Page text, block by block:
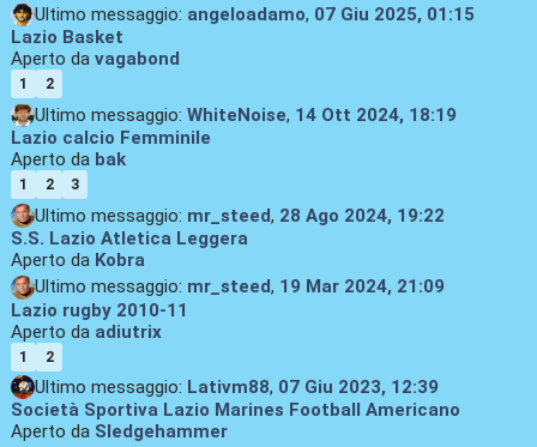
Ultimo messaggio: angeloadamo, 07 Giu 2025, 01:15
Lazio Basket
Aperto da vagabond
1 2
Ultimo messaggio: WhiteNoise, 14 Ott 2024, 18:19
Lazio calcio Femminile
Aperto da bak
1 2 3
Ultimo messaggio: mr_steed, 28 Ago 2024, 19:22
S.S. Lazio Atletica Leggera
Aperto da Kobra
Ultimo messaggio: mr_steed, 19 Mar 2024, 21:09
Lazio rugby 2010-11
Aperto da adiutrix
1 2
Ultimo messaggio: Lativm88, 07 Giu 2023, 12:39
Società Sportiva Lazio Marines Football Americano
Aperto da Sledgehammer